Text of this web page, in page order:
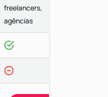
freelancers,
agências